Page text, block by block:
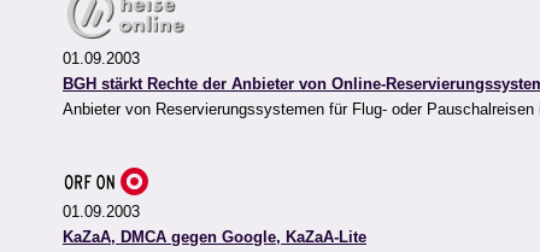
01.09.2003
BGH stärkt Rechte der Anbieter von Online-
Anbieter von Reservierungssystemen für Flug- oder
01.09.2003
KaZaA, DMCA gegen Google, KaZaA-Lite